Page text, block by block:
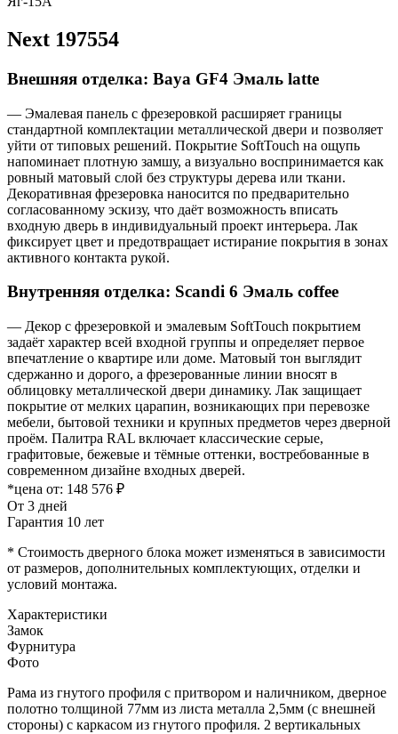
Next 197554
Внешняя отделка: Baya GF4 Эмаль latte
— Эмалевая панель с фрезеровкой расширяет границы
стандартной комплектации металлической двери и позволяет
уйти от типовых решений. Покрытие SoftTouch на ощупь
напоминает плотную замшу, а визуально воспринимается как
ровный матовый слой без структуры дерева или ткани.
Декоративная фрезеровка наносится по предварительно
согласованному эскизу, что даёт возможность вписать
входную дверь в индивидуальный проект интерьера. Лак
фиксирует цвет и предотвращает истирание покрытия в зонах
активного контакта рукой.
Внутренняя отделка: Scandi 6 Эмаль coffee
— Декор с фрезеровкой и эмалевым SoftTouch покрытием
задаёт характер всей входной группы и определяет первое
впечатление о квартире или доме. Матовый тон выглядит
сдержанно и дорого, а фрезерованные линии вносят в
облицовку металлической двери динамику. Лак защищает
покрытие от мелких царапин, возникающих при перевозке
мебели, бытовой техники и крупных предметов через дверной
проём. Палитра RAL включает классические серые,
графитовые, бежевые и тёмные оттенки, востребованные в
современном дизайне входных дверей.
*цена от: 148 576 ₽
От 3 дней
Гарантия 10 лет
* Стоимость дверного блока может изменяться в зависимости
от размеров, дополнительных комплектующих, отделки и
условий монтажа.
Характеристики
Замок
Фурнитура
Фото
Рама из гнутого профиля с притвором и наличником, дверное
полотно толщиной 77мм из листа металла 2,5мм (с внешней
стороны) c каркасом из гнутого профиля. 2 вертикальных